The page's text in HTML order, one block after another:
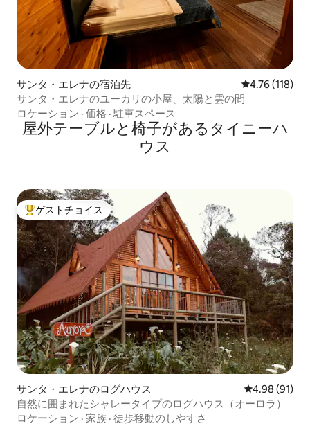
サンタ・エレナの宿泊先 レビュー118
4.76 (118)
サンタ・エレナのユーカリの小屋、太陽と雲の間
ロケーション · 価格 ·駐車スペース
屋外テーブルと椅子があるタイニーハ
ウス
大好評のゲストチョイスです。
ゲストチョイス
サンタ・エレナのログハウス レビュー91
4.98 (91)
自然に囲まれたシャレータイプのログハウス（オーロラ）
ロケーション · 家族 · 徒歩移動のしやすさ